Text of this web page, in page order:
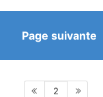
Page suivante
2